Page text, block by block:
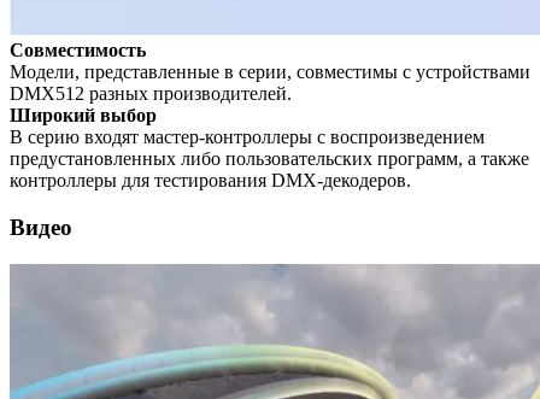
Совместимость
Модели, представленные в серии, совместимы с устройствами
DMX512 разных производителей.
Широкий выбор
В серию входят мастер-контроллеры с воспроизведением
предустановленных либо пользовательских программ, а также
контроллеры для тестирования DMX-декодеров.
Видео